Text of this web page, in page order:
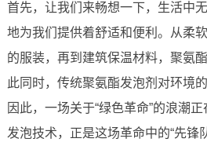
首先，让我们来畅想一下，生活中
地为我们提供着舒适和便利。从柔
的服装，再到建筑保温材料，聚氨
此同时，传统聚氨酯发泡剂对环境
因此，一场关于“绿色革命”的浪潮
发泡技术，正是这场革命中的“先锋队